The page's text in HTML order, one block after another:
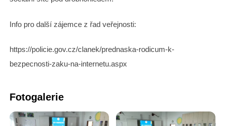
Info pro další zájemce z řad veřejnosti:
https://policie.gov.cz/clanek/prednaska-rodicum-k-
bezpecnosti-zaku-na-internetu.aspx
Fotogalerie